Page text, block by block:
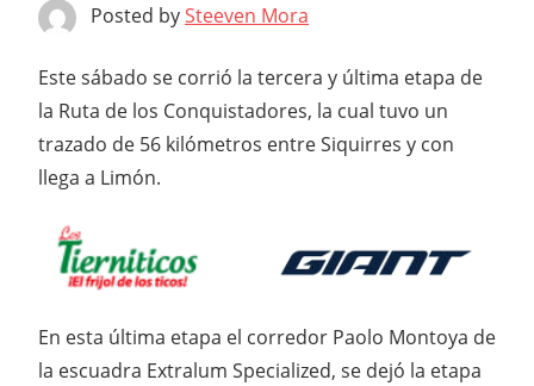
Posted bySteeven Mora
Este sábado se corrió la tercera y última etapa de
la Ruta de los Conquistadores, la cual tuvo un
trazado de 56 kilómetros entre Siquirres y con
llega a Limón.
En esta última etapa el corredor Paolo Montoya de
la escuadra Extralum Specialized, se dejó la etapa